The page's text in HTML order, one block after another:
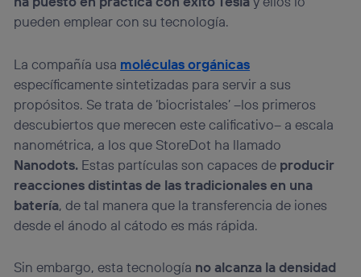
pueden emplear con su tecnología.
La compañía usa moléculas orgánicas
específicamente sintetizadas para servir a sus
propósitos. Se trata de ‘biocristales’ –los primeros
descubiertos que merecen este calificativo– a escala
nanométrica, a los que StoreDot ha llamado
Nanodots. Estas partículas son capaces de producir
reacciones distintas de las tradicionales en una
batería, de tal manera que la transferencia de iones
desde el ánodo al cátodo es más rápida.
Sin embargo, esta tecnología no alcanza la densidad